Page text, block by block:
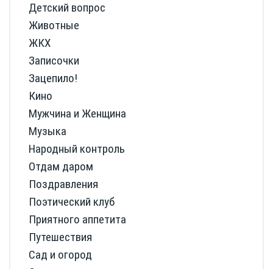
Детский вопрос
Животные
ЖКХ
Записочки
Зацепило!
Кино
Мужчина и Женщина
Музыка
Народный контроль
Отдам даром
Поздравления
Поэтический клуб
Приятного аппетита
Путешествия
Сад и огород